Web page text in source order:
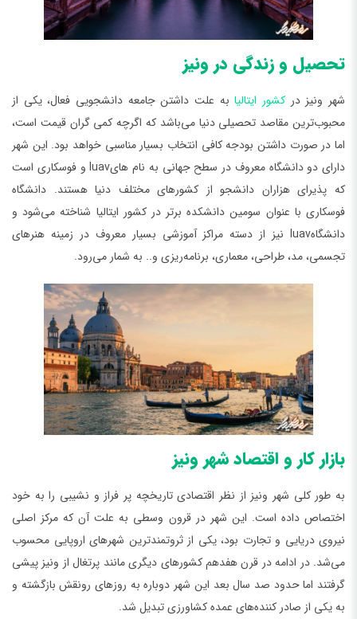
تحصیل و زندگی در ونیز
شهر ونیز در کشور ایتالیابه علت داشتن جامعه دانشجویی فعال، یکی از
محبوب‌ترین مقاصد تحصیلی دنیا می‌باشد که اگرچه کمی گران قیمت است،
اما در صورت داشتن بودجه کافی انتخاب بسیار مناسبی خواهد بود. این شهر
دارای دو دانشگاه معروف در سطح جهانی به نام هایluav و فوسکاری است
که پذیرای هزاران دانشجو از کشورهای مختلف دنیا هستند. دانشگاه
فوسکاری با عنوان سومین دانشکده برتر در کشور ایتالیا شناخته می‌شود و
دانشگاهluav نیز از دسته مراکز آموزشی بسیار معروف در زمینه هنرهای
تجسمی، مد، طراحی، معماری، برنامه‌ریزی و.. به شمار می‌رود.
بازار کار و اقتصاد شهر ونیز
به طور کلی شهر ونیز از نظر اقتصادی تاریخچه پر فراز و نشیبی را به خود
اختصاص داده است. این شهر در قرون وسطی به علت آن که مرکز اصلی
نیروی دریایی و تجارت بود، یکی از ثروتمندترین شهرهای اروپایی محسوب
می‌شد. در ادامه در قرن هفدهم کشورهای دیگری مانند پرتغال از ونیز پیشی
گرفتند اما حدود صد سال بعد این شهر دوباره به روزهای رونقش بازگشته و
به یکی از صادر کننده‌های عمده کشاورزی تبدیل شد.